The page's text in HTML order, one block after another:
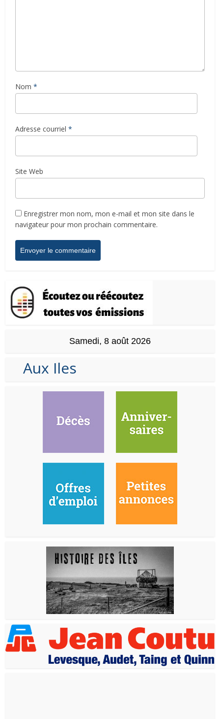
Nom *
Adresse courriel *
Site Web
Enregistrer mon nom, mon e-mail et mon site dans le
navigateur pour mon prochain commentaire.
Samedi, 8 août 2026
Aux Iles